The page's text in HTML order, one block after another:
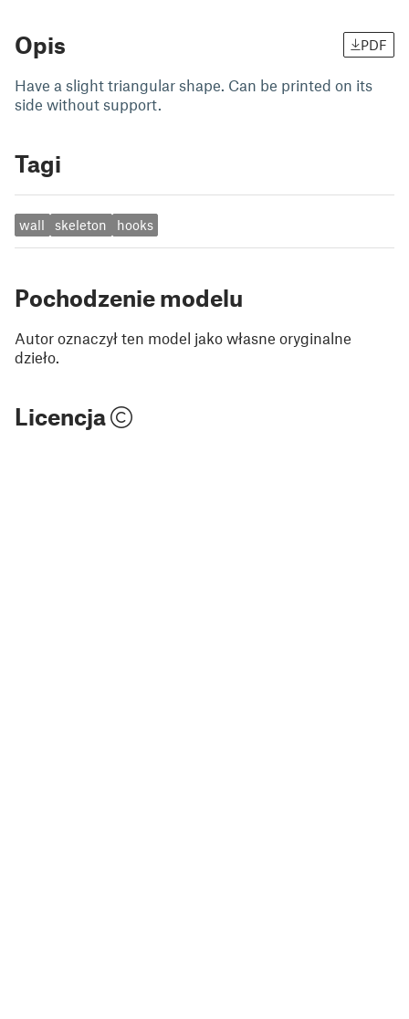
Opis PDF
Have a slight triangular shape. Can be printed on its
side without support.
Tagi
wall skeleton hooks
Pochodzenie modelu
Autor oznaczył ten model jako własne oryginalne
dzieło.
Licencja